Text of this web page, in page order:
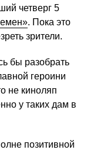
четверг 5
. Пока это
зрители.
бы разобрать
героини
не киноляп
у таких дам в
позитивной